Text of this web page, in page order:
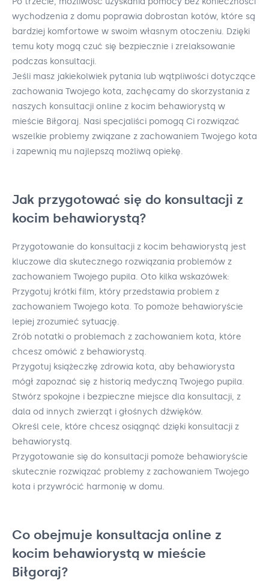
wychodzenia z domu poprawia dobrostan kotów, które są
bardziej komfortowe w swoim własnym otoczeniu. Dzięki
temu koty mogą czuć się bezpiecznie i zrelaksowanie
podczas konsultacji.
Jeśli masz jakiekolwiek pytania lub wątpliwości dotyczące
zachowania Twojego kota, zachęcamy do skorzystania z
naszych konsultacji online z kocim behawiorystą w
mieście Biłgoraj. Nasi specjaliści pomogą Ci rozwiązać
wszelkie problemy związane z zachowaniem Twojego kota
i zapewnią mu najlepszą możliwą opiekę.
Jak przygotować się do konsultacji z
kocim behawiorystą?
Przygotowanie do konsultacji z kocim behawiorystą jest
kluczowe dla skutecznego rozwiązania problemów z
zachowaniem Twojego pupila. Oto kilka wskazówek:
Przygotuj krótki film, który przedstawia problem z
zachowaniem Twojego kota. To pomoże behawioryście
lepiej zrozumieć sytuację.
Zrób notatki o problemach z zachowaniem kota, które
chcesz omówić z behawiorystą.
Przygotuj książeczkę zdrowia kota, aby behawiorysta
mógł zapoznać się z historią medyczną Twojego pupila.
Stwórz spokojne i bezpieczne miejsce dla konsultacji, z
dala od innych zwierząt i głośnych dźwięków.
Określ cele, które chcesz osiągnąć dzięki konsultacji z
behawiorystą.
Przygotowanie się do konsultacji pomoże behawioryście
skutecznie rozwiązać problemy z zachowaniem Twojego
kota i przywrócić harmonię w domu.
Co obejmuje konsultacja online z
kocim behawiorystą w mieście
Biłgoraj?